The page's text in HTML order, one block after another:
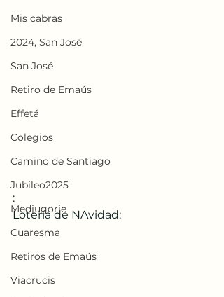
Mis cabras
2024, San José
San José
Retiro de Emaús
Effetá
Colegios
Camino de Santiago
Jubileo2025
Medjugorje
Cuaresma
Retiros de Emaús
Viacrucis
:
Lotería de NAvidad: